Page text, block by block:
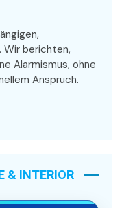
Wir berichten,
Alarmismus, ohne
Anspruch.
& INTERIOR